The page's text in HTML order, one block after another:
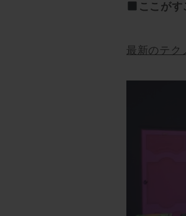
ここが
最新のテク